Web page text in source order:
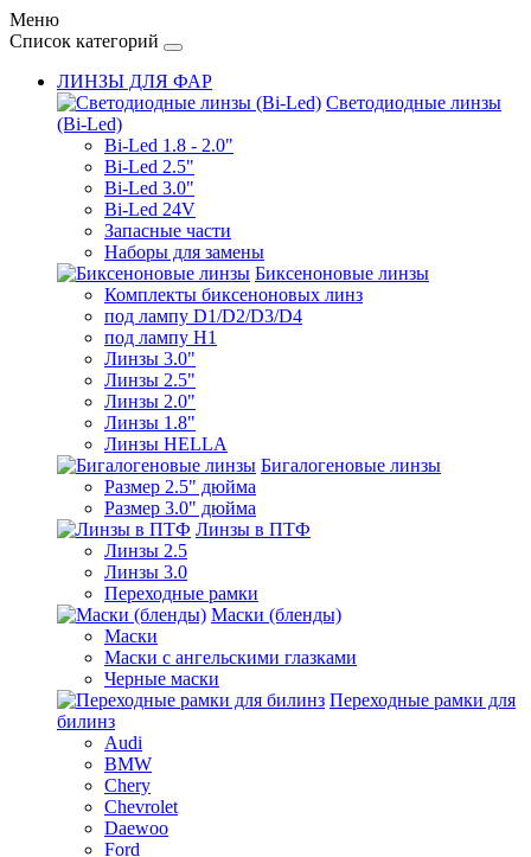
Меню
Список категорий
ЛИНЗЫ ДЛЯ ФАР
Светодиодные линзы
(Bi-Led)
Bi-Led 1.8 - 2.0"
Bi-Led 2.5"
Bi-Led 3.0"
Bi-Led 24V
Запасные части
Наборы для замены
Биксеноновые линзы
Комплекты биксеноновых линз
под лампу D1/D2/D3/D4
под лампу Н1
Линзы 3.0"
Линзы 2.5"
Линзы 2.0"
Линзы 1.8"
Линзы HELLA
Бигалогеновые линзы
Размер 2.5" дюйма
Размер 3.0" дюйма
Линзы в ПТФ
Линзы 2.5
Линзы 3.0
Переходные рамки
Маски (бленды)
Маски
Маски с ангельскими глазками
Черные маски
Переходные рамки для
билинз
Audi
BMW
Chery
Chevrolet
Daewoo
Ford